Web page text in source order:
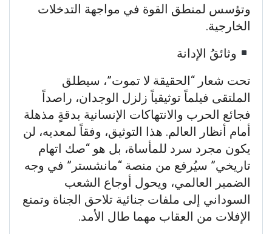
وتؤسس لمنطق القوة في مواجهة التدخلات
الخارجية.
​وثائقُ الإدانة
​تحت شعار “الحقيقة لا تموت”، سيطلق
الملتقى فيلماً توثيقياً زلزل الوجدان، راصداً
فجائع الحرب والانتهاكات الإنسانية بدقةٍ مذهلة
أمام أنظار العالم. هذا التوثيق، وفقاً لمعديه، لن
يكون مجرد سرد للمأساة، بل هو “صك اتهام
تاريخي” سيُرفع من منصة “مانشستر” في وجه
الضمير العالمي، ويحول أوجاع الشعب
السوداني إلى ملفات جنائية تلاحق الجناة وتمنع
الإفلات من العقاب مهما طال الأمد.